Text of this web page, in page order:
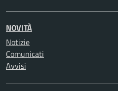
NOVITÀ
Notizie
Comunicati
Avvisi